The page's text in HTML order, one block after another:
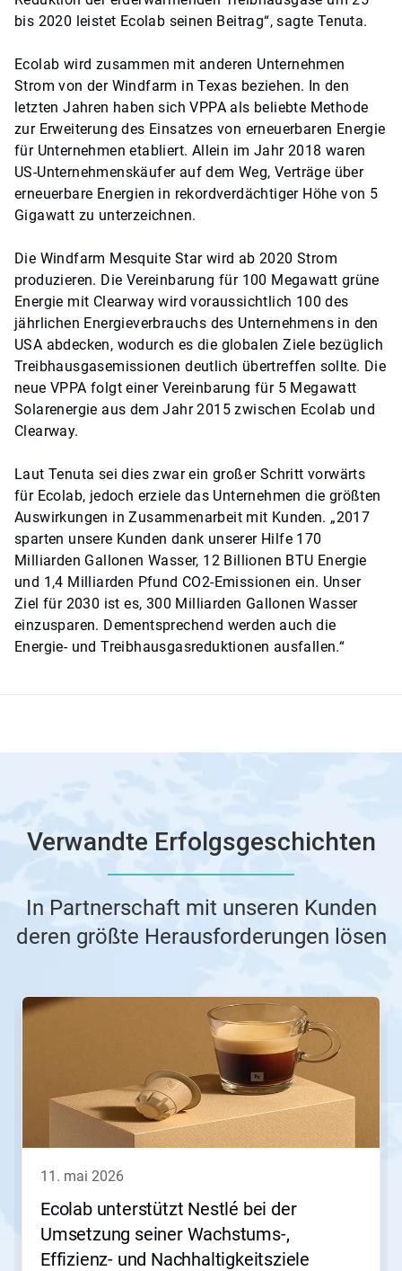
bis 2020 leistet Ecolab seinen Beitrag“, sagte Tenuta.
Ecolab wird zusammen mit anderen Unternehmen
Strom von der Windfarm in Texas beziehen. In den
letzten Jahren haben sich VPPA als beliebte Methode
zur Erweiterung des Einsatzes von erneuerbaren Energie
für Unternehmen etabliert. Allein im Jahr 2018 waren
US-Unternehmenskäufer auf dem Weg, Verträge über
erneuerbare Energien in rekordverdächtiger Höhe von 5
Gigawatt zu unterzeichnen.
Die Windfarm Mesquite Star wird ab 2020 Strom
produzieren. Die Vereinbarung für 100 Megawatt grüne
Energie mit Clearway wird voraussichtlich 100 des
jährlichen Energieverbrauchs des Unternehmens in den
USA abdecken, wodurch es die globalen Ziele bezüglich
Treibhausgasemissionen deutlich übertreffen sollte. Die
neue VPPA folgt einer Vereinbarung für 5 Megawatt
Solarenergie aus dem Jahr 2015 zwischen Ecolab und
Clearway.
Laut Tenuta sei dies zwar ein großer Schritt vorwärts
für Ecolab, jedoch erziele das Unternehmen die größten
Auswirkungen in Zusammenarbeit mit Kunden. „2017
sparten unsere Kunden dank unserer Hilfe 170
Milliarden Gallonen Wasser, 12 Billionen BTU Energie
und 1,4 Milliarden Pfund CO2-Emissionen ein. Unser
Ziel für 2030 ist es, 300 Milliarden Gallonen Wasser
einzusparen. Dementsprechend werden auch die
Energie- und Treibhausgasreduktionen ausfallen.“
Verwandte Erfolgsgeschichten
In Partnerschaft mit unseren Kunden
deren größte Herausforderungen lösen
Dies
ist
Schaltflächen
und
navigieren,
springen
11. mai 2026
Ecolab unterstützt Nestlé bei der
Umsetzung seiner Wachstums-,
Effizienz- und Nachhaltigkeitsziele​​​​​​​